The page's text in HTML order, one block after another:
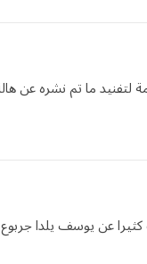
لتفنيد ما تم نشره عن
عن يوسف يلدا